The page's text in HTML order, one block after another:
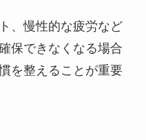
、慢性的な疲労など
保できなくなる場合
を整えることが重要